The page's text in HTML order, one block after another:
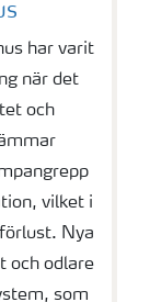
har varit
när det
och
vilket i
Nya
och odlare
som